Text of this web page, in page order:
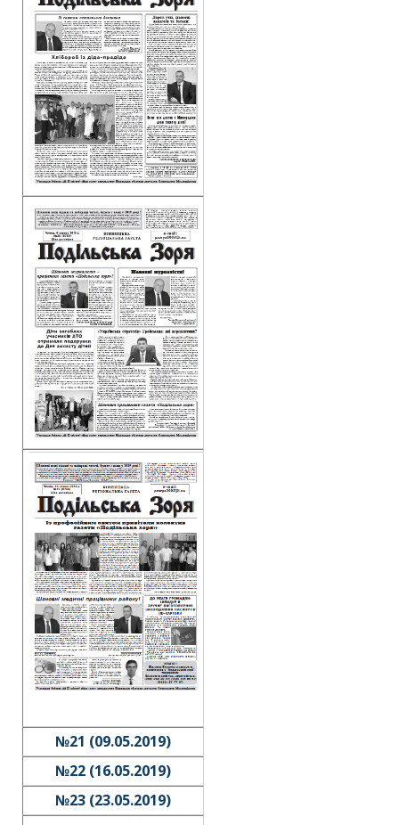
№21 (09.05.2019)
№22 (16.05.2019)
№23 (23.05.2019)